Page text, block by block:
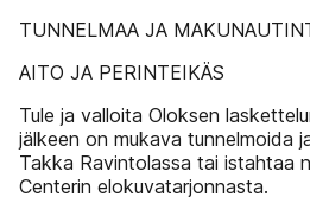
TUNNELMAA JA
AITO JA PERINTEIKÄS
Tule ja valloita Oloksen
jälkeen on mukava tunnelmoida
Takka Ravintolassa tai istahtaa
Centerin elokuvatarjonnasta.